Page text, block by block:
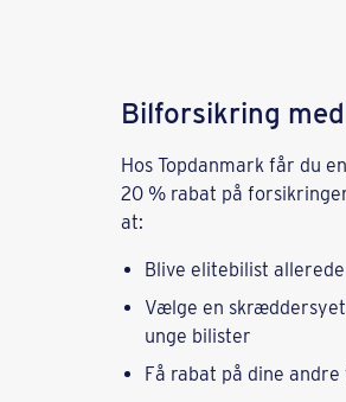
Bilforsikring
Hos Topdanmark får du
20 % rabat på
at:
Blive elitebilist
Vælge en
unge bilister
Få rabat på dine